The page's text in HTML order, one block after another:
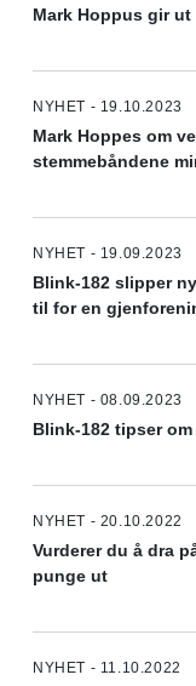
Mark Hoppus gir
NYHET - 19.10.2023
Mark Hoppes om
stemmebåndene
NYHET - 19.09.2023
Blink-182 slipper
til for en
NYHET - 08.09.2023
Blink-182 tipser
NYHET - 20.10.2022
Vurderer du å dra
punge ut
NYHET - 11.10.2022